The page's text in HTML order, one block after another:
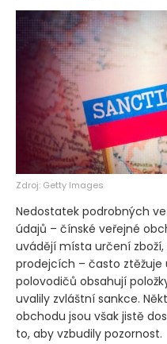
Zdroj: Getty Images
Nedostatek podrobných
údajů – čínské veřejné
uvádějí místa určení
prodejcích – často ztěžuje
polovodičů obsahují
uvalily zvláštní sankce.
obchodu jsou však jistě
to, aby vzbudily pozornost.